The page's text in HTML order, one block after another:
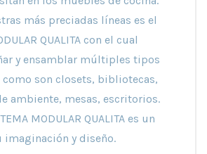
más preciadas líneas es el
QUALITA con el cual
y ensamblar múltiples tipos
son closets, bibliotecas,
ambiente, mesas, escritorios.
MODULAR QUALITA es un
imaginación y diseño.